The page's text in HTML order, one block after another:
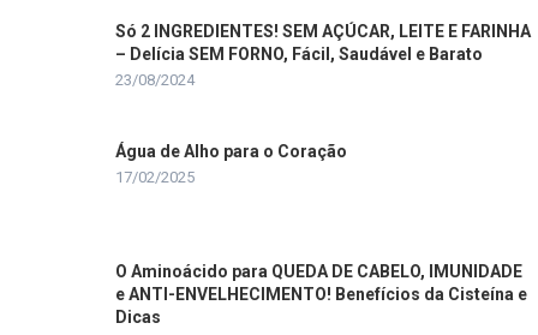
Só 2 INGREDIENTES! SEM AÇÚCAR, LEITE E FARINHA
– Delícia SEM FORNO, Fácil, Saudável e Barato
23/08/2024
Água de Alho para o Coração
17/02/2025
O Aminoácido para QUEDA DE CABELO, IMUNIDADE
e ANTI-ENVELHECIMENTO! Benefícios da Cisteína e
Dicas